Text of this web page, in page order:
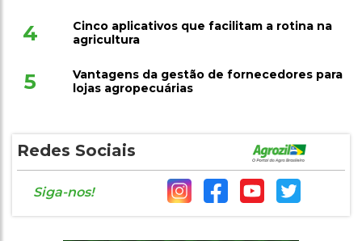
4
Cinco aplicativos que facilitam a rotina na
agricultura
5
Vantagens da gestão de fornecedores para
lojas agropecuárias
Redes Sociais
Siga-nos!